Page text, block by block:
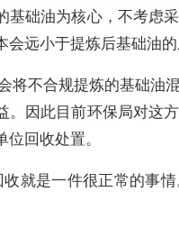
基础油为核心，不考虑
会远小于提炼后基础油
将不合规提炼的基础油
。因此目前环保局对这
回收处置。
收就是一件很正常的事